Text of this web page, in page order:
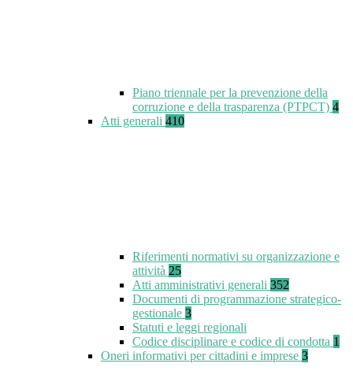
Piano triennale per la prevenzione della
corruzione e della trasparenza (PTPCT) 4
Atti generali 410
Riferimenti normativi su organizzazione e
attività 25
Atti amministrativi generali 352
Documenti di programmazione strategico-
gestionale 3
Statuti e leggi regionali
Codice disciplinare e codice di condotta 1
Oneri informativi per cittadini e imprese 3